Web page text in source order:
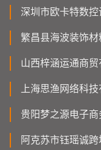
深圳市欧卡特数控
繁昌县海波装饰材
山西梓涵运通商贸
上海思渔网络科技
贵阳梦之源电子商
阿克苏市钰瑶诚